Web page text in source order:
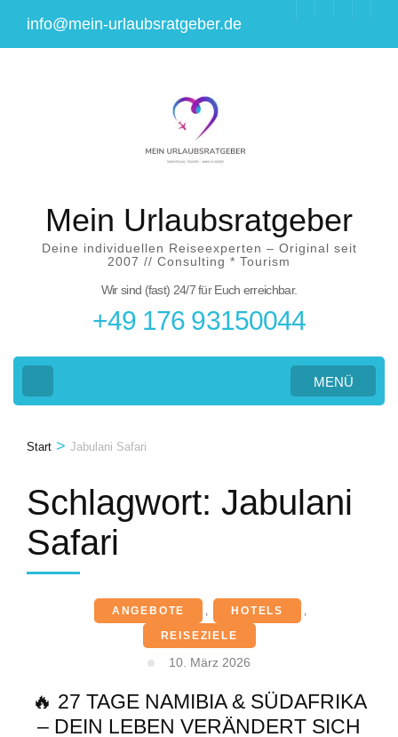
info@mein-urlaubsratgeber.de
Mein Urlaubsratgeber
Deine individuellen Reiseexperten – Original seit
2007 // Consulting * Tourism
Wir sind (fast) 24/7 für Euch erreichbar.
+49 176 93150044
MENÜ
Start > Jabulani Safari
Schlagwort: Jabulani
Safari
ANGEBOTE , HOTELS
,
REISEZIELE
10. März 2026
🔥 27 TAGE NAMIBIA & SÜDAFRIKA
– DEIN LEBEN VERÄNDERT SICH